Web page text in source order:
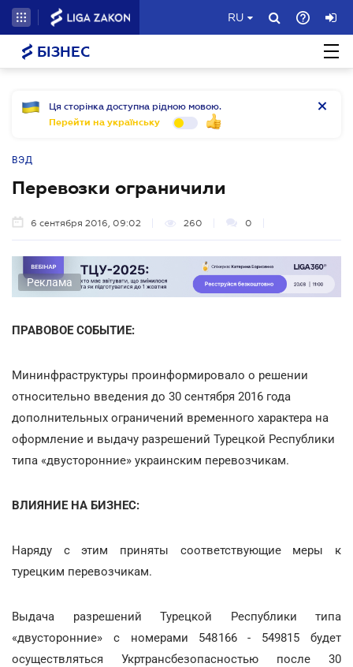
RU
БІЗНЕС
Ця сторінка доступна рідною мовою.
Перейти на українську
ВЭД
Перевозки ограничили
6 сентября 2016, 09:02 260 0
Реклама
ПРАВОВОЕ СОБЫТИЕ:
Мининфраструктуры проинформировало о решении
относительно введения до 30 сентября 2016 года
дополнительных ограничений временного характера на
оформление и выдачу разрешений Турецкой Республики
типа «двусторонние» украинским перевозчикам.
ВЛИЯНИЕ НА БИЗНЕС:
Наряду с этим приняты соответствующие меры к
турецким перевозчикам.
Выдача разрешений Турецкой Республики типа
«двусторонние» с номерами 548166 - 549815 будет
осуществляться Укртрансбезопасностью после 30